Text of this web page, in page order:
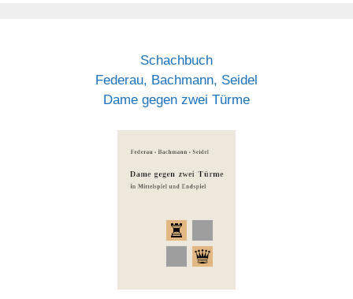
Schachbuch
Federau, Bachmann, Seidel
Dame gegen zwei Türme